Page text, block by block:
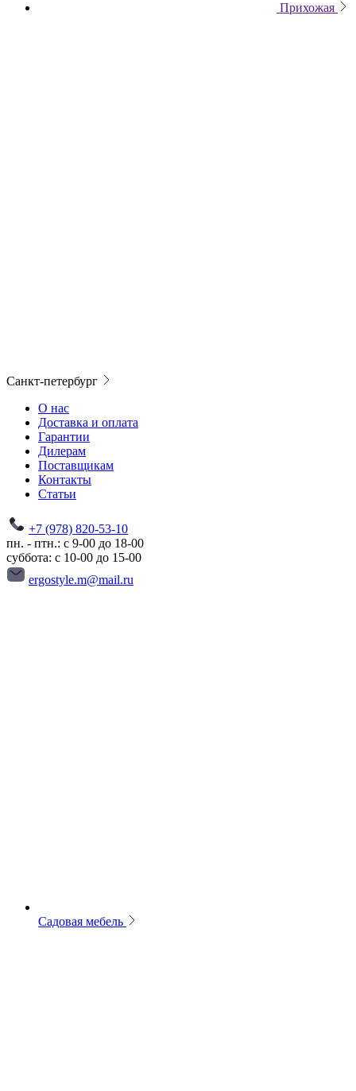
Прихожая
Санкт-петербург
О нас
Доставка и оплата
Гарантии
Дилерам
Поставщикам
Контакты
Статьи
+7 (978) 820-53-10
пн. - птн.: с 9-00 до 18-00
суббота: с 10-00 до 15-00
ergostyle.m@mail.ru
Садовая мебель